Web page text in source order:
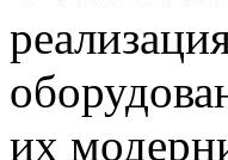
их